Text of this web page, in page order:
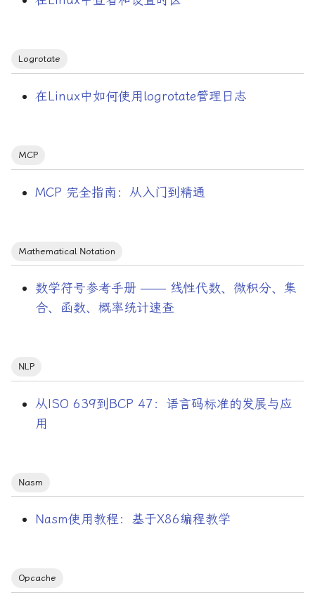
年度回顾
微服务
微积分
性能调优
抓包
损失函数
数学符号
Logrotate
在Linux中如何使用logrotate管理日志
MCP
MCP 完全指南：从入门到精通
Mathematical Notation
数学符号参考手册 —— 线性代数、微积分、集
合、函数、概率统计速查
NLP
从ISO 639到BCP 47：语言码标准的发展与应
用
Nasm
Nasm使用教程：基于X86编程教学
Opcache